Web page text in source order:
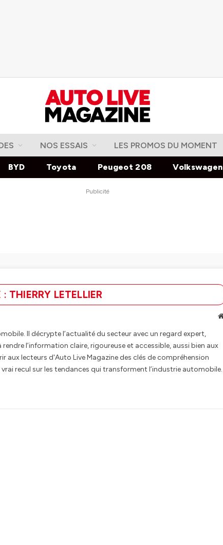
NOS ESSAIS LES PROMOS DU MOMENT
BYD Toyota Peugeot 208 Volkswagen
Publicité
: THIERRY LETELLIER
Il décrypte l’actualité du secteur avec un regard expert,
l’information claire, rigoureuse et accessible, aussi bien aux
aux lecteurs d'Auto Live Magazine des clés de compréhension
recul sur les tendances qui transforment l’industrie automobile.